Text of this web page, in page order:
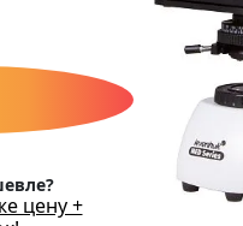
цену +